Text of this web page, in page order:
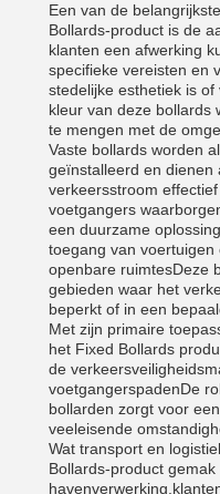
Een van de
Bollards-product is de
klanten een afwerking
specifieke vereisten en
stedelijke esthetiek is
kleur van deze bollards
te mengen met de
Vaste bollards worden
geïnstalleerd en dienen
verkeersstroom
voetgangers
een duurzame
toegang van
openbare ruimtesDeze
gebieden waar het
beperkt of in een
Met zijn primaire
het Fixed Bollards
de
voetgangerspadenDe
bollarden zorgt voor
veeleisende
Wat transport en
Bollards-product